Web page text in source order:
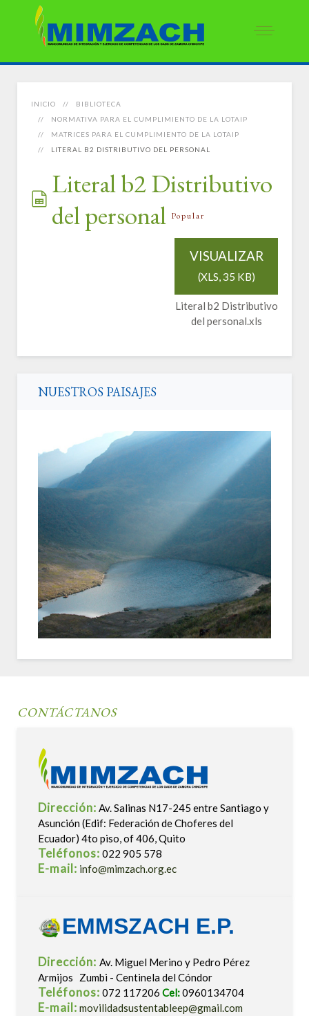
INICIO
BIBLIOTECA
NORMATIVA PARA EL CUMPLIMIENTO DE LA LOTAIP
MATRICES PARA EL CUMPLIMIENTO DE LA LOTAIP
LITERAL B2 DISTRIBUTIVO DEL PERSONAL
spreadsheet
Literal b2 Distributivo
del personal Popular
VISUALIZAR
(XLS,35 KB)
Literal b2 Distributivo
del personal.xls
NUESTROS PAISAJES
CONTÁCTANOS
Dirección: Av. Salinas N17-245 entre Santiago y
Asunción (Edif: Federación de Choferes del
Ecuador) 4to piso, of 406, Quito
Teléfonos: 022 905 578
E-mail: info@mimzach.org.ec
EMMSZACH E.P.
Dirección: Av. Miguel Merino y Pedro Pérez
Armijos Zumbi - Centinela del Cóndor
Teléfonos: 072 117206 Cel:0960134704
E-mail: movilidadsustentableep@gmail.com